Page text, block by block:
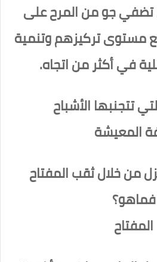
تضفي جو من المرح على
مستوى تركيزهم وتنمية
في أكثر من اتجاه.
تتجنبها الأشباح
المعيشة
من خلال ثقب المفتاح
فماهو؟
المفتاح